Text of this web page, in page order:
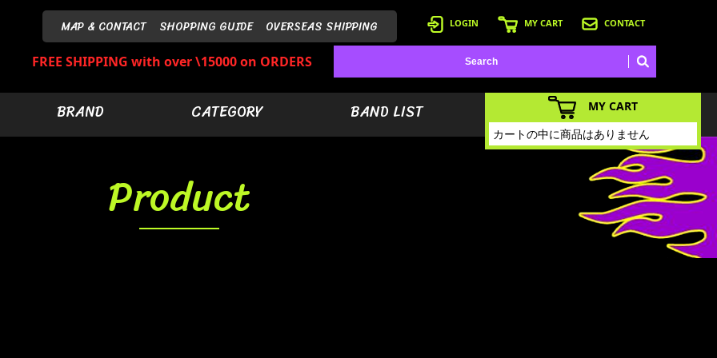
MAP & CONTACT SHOPPING GUIDE OVERSEAS SHIPPING LOGIN MY CART CONTACT
FREE SHIPPING with over \15000 on ORDERS
BRAND CATEGORY BAND LIST
Product
MY CART
カートの中に商品はありません